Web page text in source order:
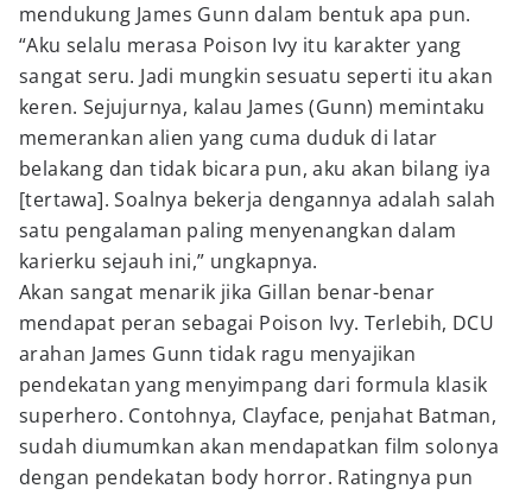
mendukung James Gunn dalam bentuk apa pun.
“Aku selalu merasa Poison Ivy itu karakter yang
sangat seru. Jadi mungkin sesuatu seperti itu akan
keren. Sejujurnya, kalau James (Gunn) memintaku
memerankan alien yang cuma duduk di latar
belakang dan tidak bicara pun, aku akan bilang iya
[tertawa]. Soalnya bekerja dengannya adalah salah
satu pengalaman paling menyenangkan dalam
karierku sejauh ini,” ungkapnya.
Akan sangat menarik jika Gillan benar-benar
mendapat peran sebagai Poison Ivy. Terlebih, DCU
arahan James Gunn tidak ragu menyajikan
pendekatan yang menyimpang dari formula klasik
superhero. Contohnya, Clayface, penjahat Batman,
sudah diumumkan akan mendapatkan film solonya
dengan pendekatan body horror. Ratingnya pun